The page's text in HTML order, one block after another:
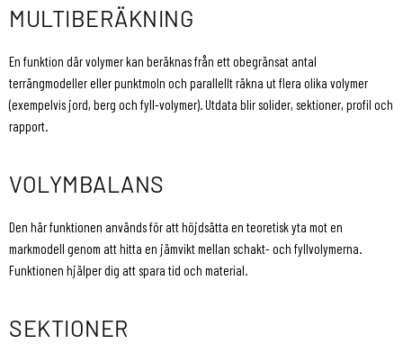
MULTIBERÄKNING
En funktion där volymer kan beräknas från ett obegränsat antal
terrängmodeller eller punktmoln och parallellt räkna ut flera olika volymer
(exempelvis jord, berg och fyll-volymer). Utdata blir solider, sektioner, profil och
rapport.
VOLYMBALANS
Den här funktionen används för att höjdsätta en teoretisk yta mot en
markmodell genom att hitta en jämvikt mellan schakt- och fyllvolymerna.
Funktionen hjälper dig att spara tid och material.
SEKTIONER